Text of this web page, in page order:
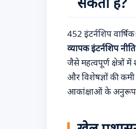
452 इंटर्नशिप
व्यापक इंटर्नशिप नीति
जैसे महत्वपूर्ण क्षेत्रों
और विशेषज्ञों की
आकांक्षाओं के अनुरूप